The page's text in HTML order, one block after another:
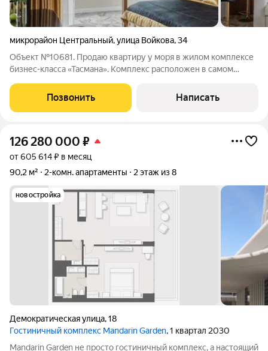
микрорайон Центральный,улица Войкова,34
Объект №10681. Продаю квартиру у моря в жилом комплексе
бизнес-класса «Тасмана». Комплекс расположен в самом
парком «Ривьера», улицы Навагинская и в окружении самых
лучших престижных ресторанов.
Позвонить Написать
126 280 000 ₽
от 605 614 ₽ в месяц
90,2 м²
2-комн. апартаменты 2 этаж из 8
новостройка
Демократическая улица,18
Гостиничный комплекс Mandarin Garden, 1 квартал 2030
Mandarin Garden не просто гостиничный комплекс, а настоящий